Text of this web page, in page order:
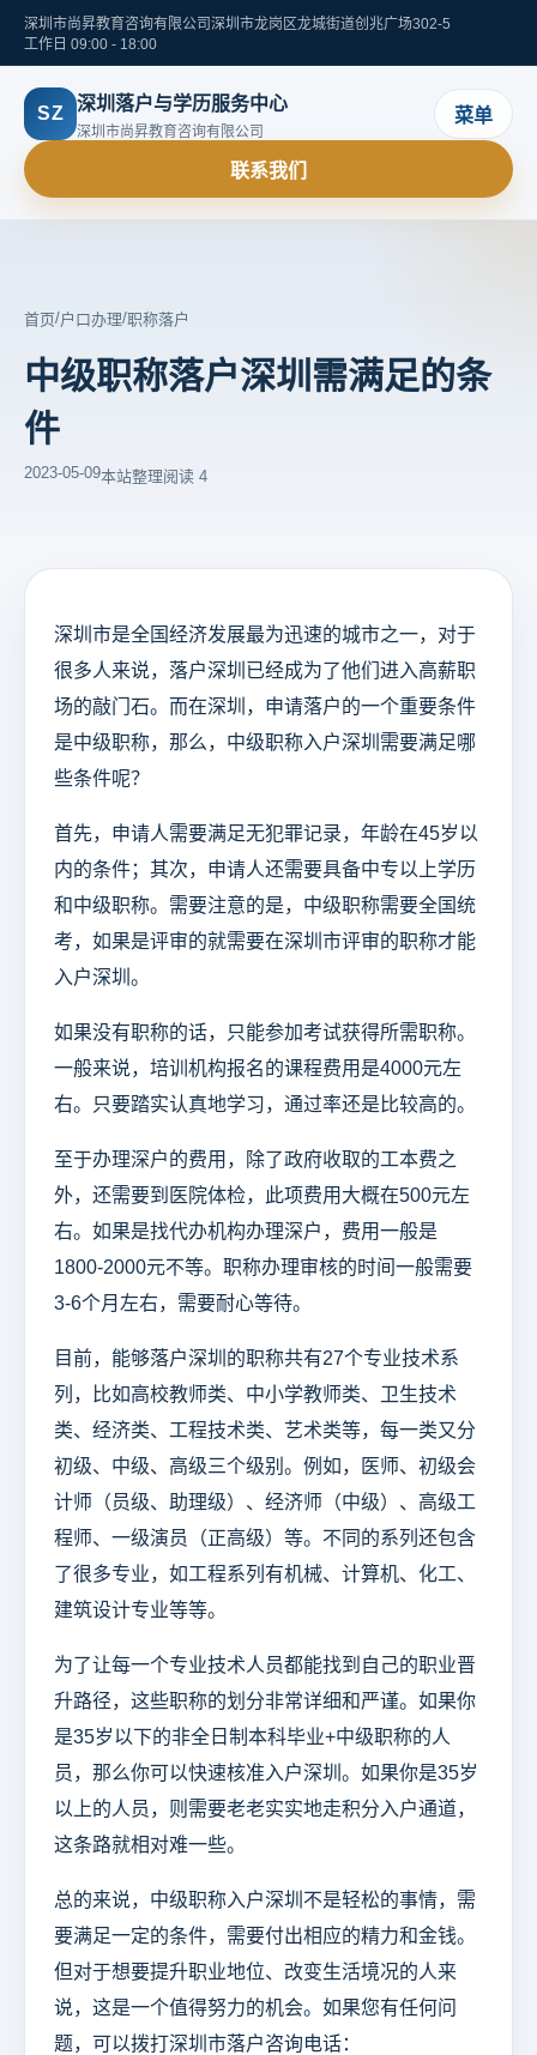
深圳市尚昇教育咨询有限公司 深圳市龙岗区龙城街道创兆广场302-5
工作日 09:00 - 18:00
SZ 深圳落户与学历服务中心
深圳市尚昇教育咨询有限公司
菜单
联系我们
首页/户口办理/职称落户
中级职称落户深圳需满足的条
件
2023-05-09本站整理阅读 4
深圳市是全国经济发展最为迅速的城市之一，对于
很多人来说，落户深圳已经成为了他们进入高薪职
场的敲门石。而在深圳，申请落户的一个重要条件
是中级职称，那么，中级职称入户深圳需要满足哪
些条件呢？
首先，申请人需要满足无犯罪记录，年龄在45岁以
内的条件；其次，申请人还需要具备中专以上学历
和中级职称。需要注意的是，中级职称需要全国统
考，如果是评审的就需要在深圳市评审的职称才能
入户深圳。
如果没有职称的话，只能参加考试获得所需职称。
一般来说，培训机构报名的课程费用是4000元左
右。只要踏实认真地学习，通过率还是比较高的。
至于办理深户的费用，除了政府收取的工本费之
外，还需要到医院体检，此项费用大概在500元左
右。如果是找代办机构办理深户，费用一般是
1800-2000元不等。职称办理审核的时间一般需要
3-6个月左右，需要耐心等待。
目前，能够落户深圳的职称共有27个专业技术系
列，比如高校教师类、中小学教师类、卫生技术
类、经济类、工程技术类、艺术类等，每一类又分
初级、中级、高级三个级别。例如，医师、初级会
计师（员级、助理级）、经济师（中级）、高级工
程师、一级演员（正高级）等。不同的系列还包含
了很多专业，如工程系列有机械、计算机、化工、
建筑设计专业等等。
为了让每一个专业技术人员都能找到自己的职业晋
升路径，这些职称的划分非常详细和严谨。如果你
是35岁以下的非全日制本科毕业+中级职称的人
员，那么你可以快速核准入户深圳。如果你是35岁
以上的人员，则需要老老实实地走积分入户通道，
这条路就相对难一些。
总的来说，中级职称入户深圳不是轻松的事情，需
要满足一定的条件，需要付出相应的精力和金钱。
但对于想要提升职业地位、改变生活境况的人来
说，这是一个值得努力的机会。如果您有任何问
题，可以拨打深圳市落户咨询电话：